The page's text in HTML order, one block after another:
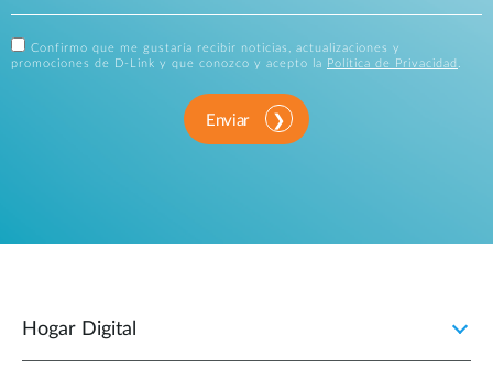
Confirmo que me gustaría recibir noticias, actualizaciones y
promociones de D-Link y que conozco y acepto la
Política de Privacidad .
Enviar
Hogar Digital